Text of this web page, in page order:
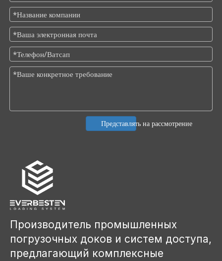
Представлять на рассмотрение
Производитель промышленных
погрузочных доков и систем доступа,
предлагающий комплексные